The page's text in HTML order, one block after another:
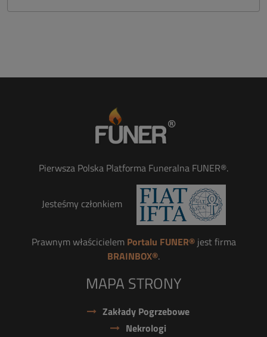
Pierwsza Polska Platforma Funeralna FUNER®.
Jesteśmy członkiem
Prawnym właścicielem Portalu FUNER®jest firma
BRAINBOX®.
MAPA STRONY
Zakłady Pogrzebowe
Nekrologi